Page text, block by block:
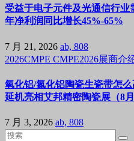
受益于电子元件及光通信行业
年净利润同比增长45%-65%
7 月 21, 2026 ab, 808
2026CMPE CMPE2026展商介
氧化铝/氮化铝陶瓷生瓷带怎
延机亮相艾邦精密陶瓷展（8月
7 月 3, 2026 ab, 808